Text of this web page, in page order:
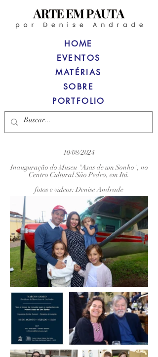
HOME
MATÉRIAS
SOBRE
PORTFOLIO
EVENTOS
10/08/2024
Inauguração do Museu "Asas de um Sonho", no
Centro Cultural São Pedro, em Itú.
fotos e videos: Denise Andrade